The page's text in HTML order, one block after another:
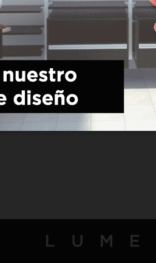
Acabados